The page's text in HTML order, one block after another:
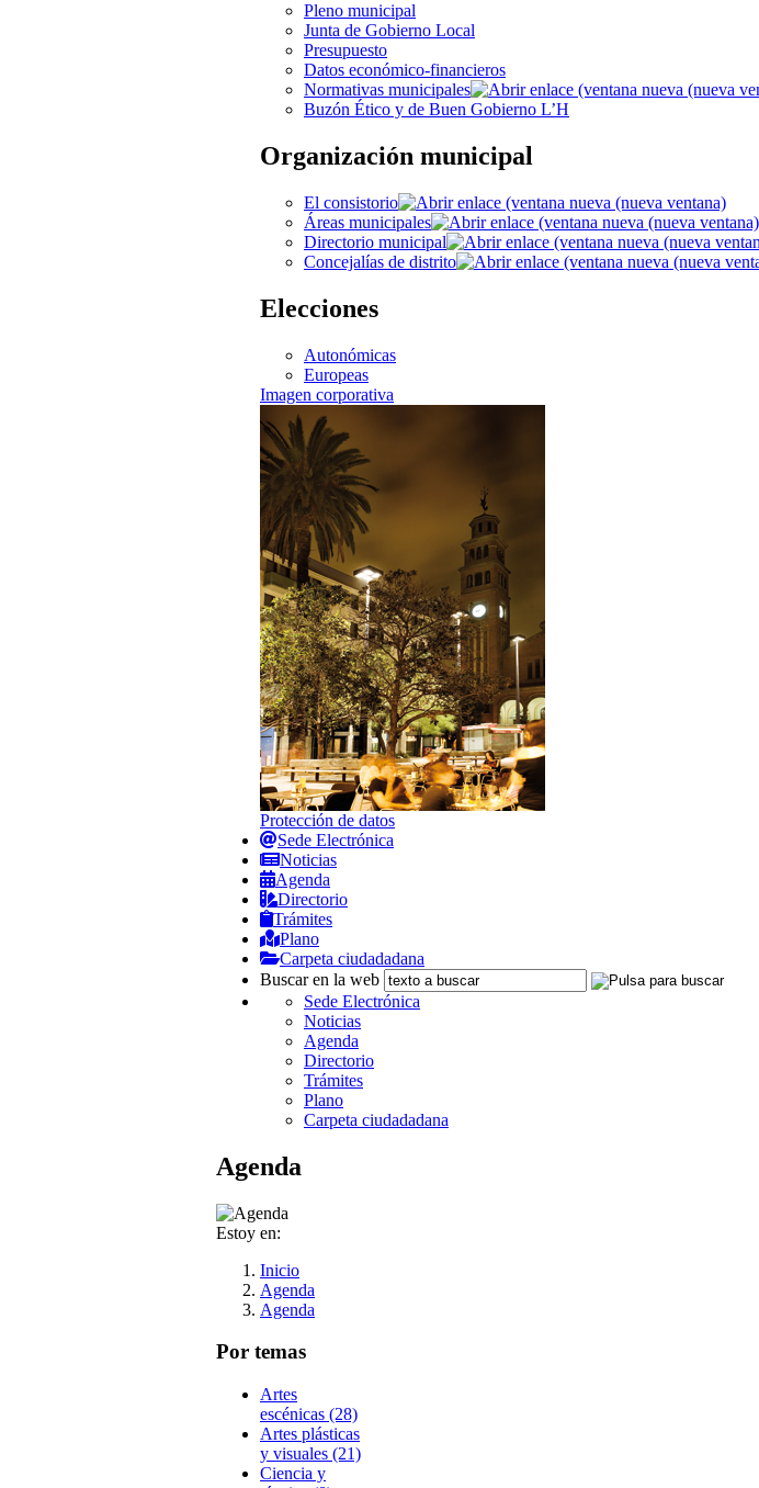
Pleno municipal
Junta de Gobierno Local
Presupuesto
Datos económico-financieros
Normativas municipales
Buzón Ético y de Buen Gobierno L’H
Organización municipal
El consistorio
Áreas municipales
Directorio municipal
Concejalías de distrito
Elecciones
Autonómicas
Europeas
Imagen corporativa
Protección de datos
Sede Electrónica
Noticias
Agenda
Directorio
Trámites
Plano
Carpeta ciudadadana
Buscar en la web
Sede Electrónica
Noticias
Agenda
Directorio
Trámites
Plano
Carpeta ciudadadana
Agenda
Estoy en:
Inicio
Agenda
Agenda
Por temas
Artes
escénicas (28)
Artes plásticas
y visuales (21)
Ciencia y